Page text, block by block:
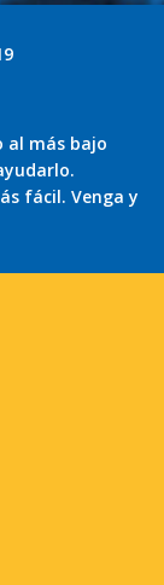
al más bajo
fácil. Venga y